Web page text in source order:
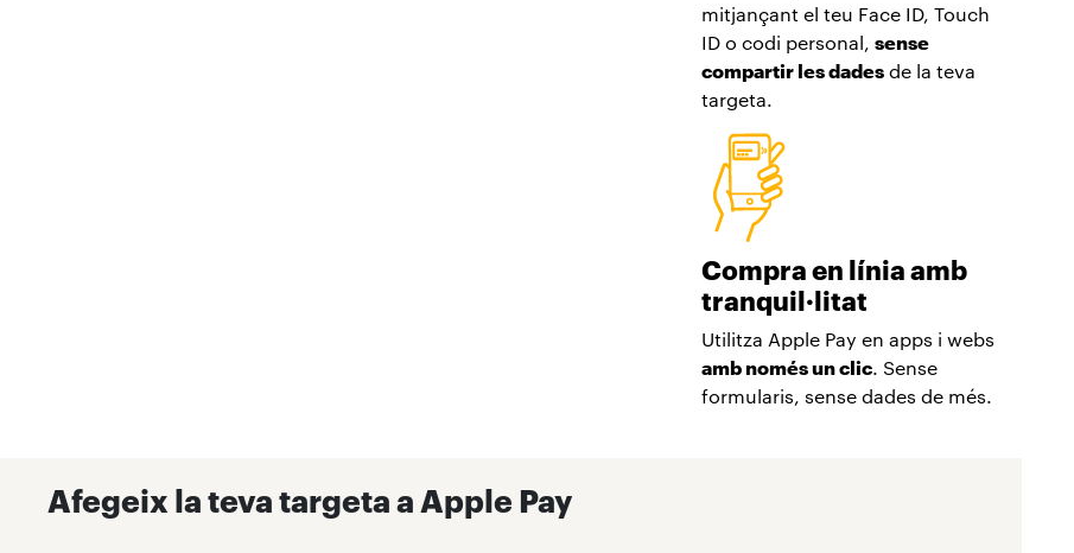
mitjançant el teu Face ID, Touch
ID o codi personal, sense
compartir les dadesde la teva
targeta.
Compra en línia amb
tranquil·litat
Utilitza Apple Pay en apps i webs
amb només un clic. Sense
formularis, sense dades de més.
Afegeix la teva targeta a Apple Pay